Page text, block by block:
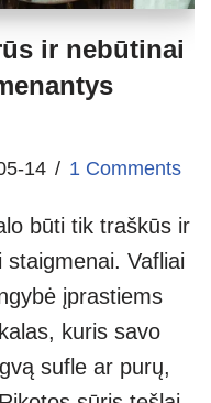
ir nebūtinai
14 1 Comments
būti tik traškūs ir
Vafliai
įprastiems
kuris savo
sufle ar purų,